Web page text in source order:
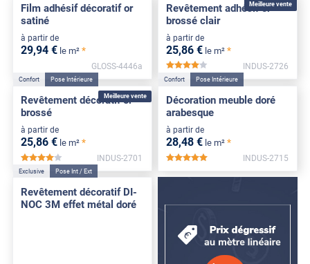
Film adhésif décoratif or
satiné
à partir de
29,94 € le m² *
GLOSS-4446a
Meilleure vente
Revêtement adhésif or
brossé clair
à partir de
25,86 € le m² *
*****
INDUS-2726
Meilleure vente
Confort Pose Intérieure
Revêtement décoratif or
brossé
à partir de
25,86 € le m² *
*****
INDUS-2701
Confort Pose Intérieure
Décoration meuble doré
arabesque
à partir de
28,48 € le m² *
INDUS-2715
Exclusive Pose Int / Ext
Revêtement décoratif DI-
NOC 3M effet métal doré